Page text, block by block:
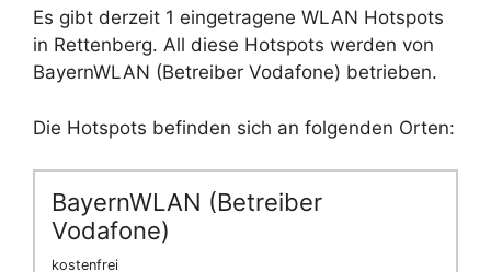
Es gibt derzeit 1 eingetragene WLAN Hotspots
in Rettenberg. All diese Hotspots werden von
BayernWLAN (Betreiber Vodafone) betrieben.
Die Hotspots befinden sich an folgenden Orten:
BayernWLAN (Betreiber
Vodafone)
kostenfrei